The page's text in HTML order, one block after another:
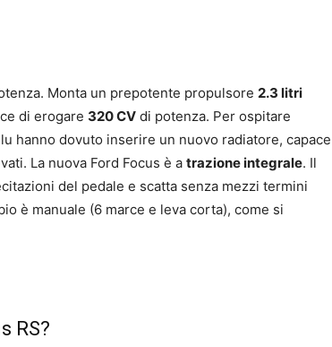
Monta un prepotente propulsore 2.3 litri
di erogare 320 CV di potenza. Per ospitare
hanno dovuto inserire un nuovo radiatore, capace
La nuova Ford Focus è a trazione integrale. Il
del pedale e scatta senza mezzi termini
è manuale (6 marce e leva corta), come si
RS?